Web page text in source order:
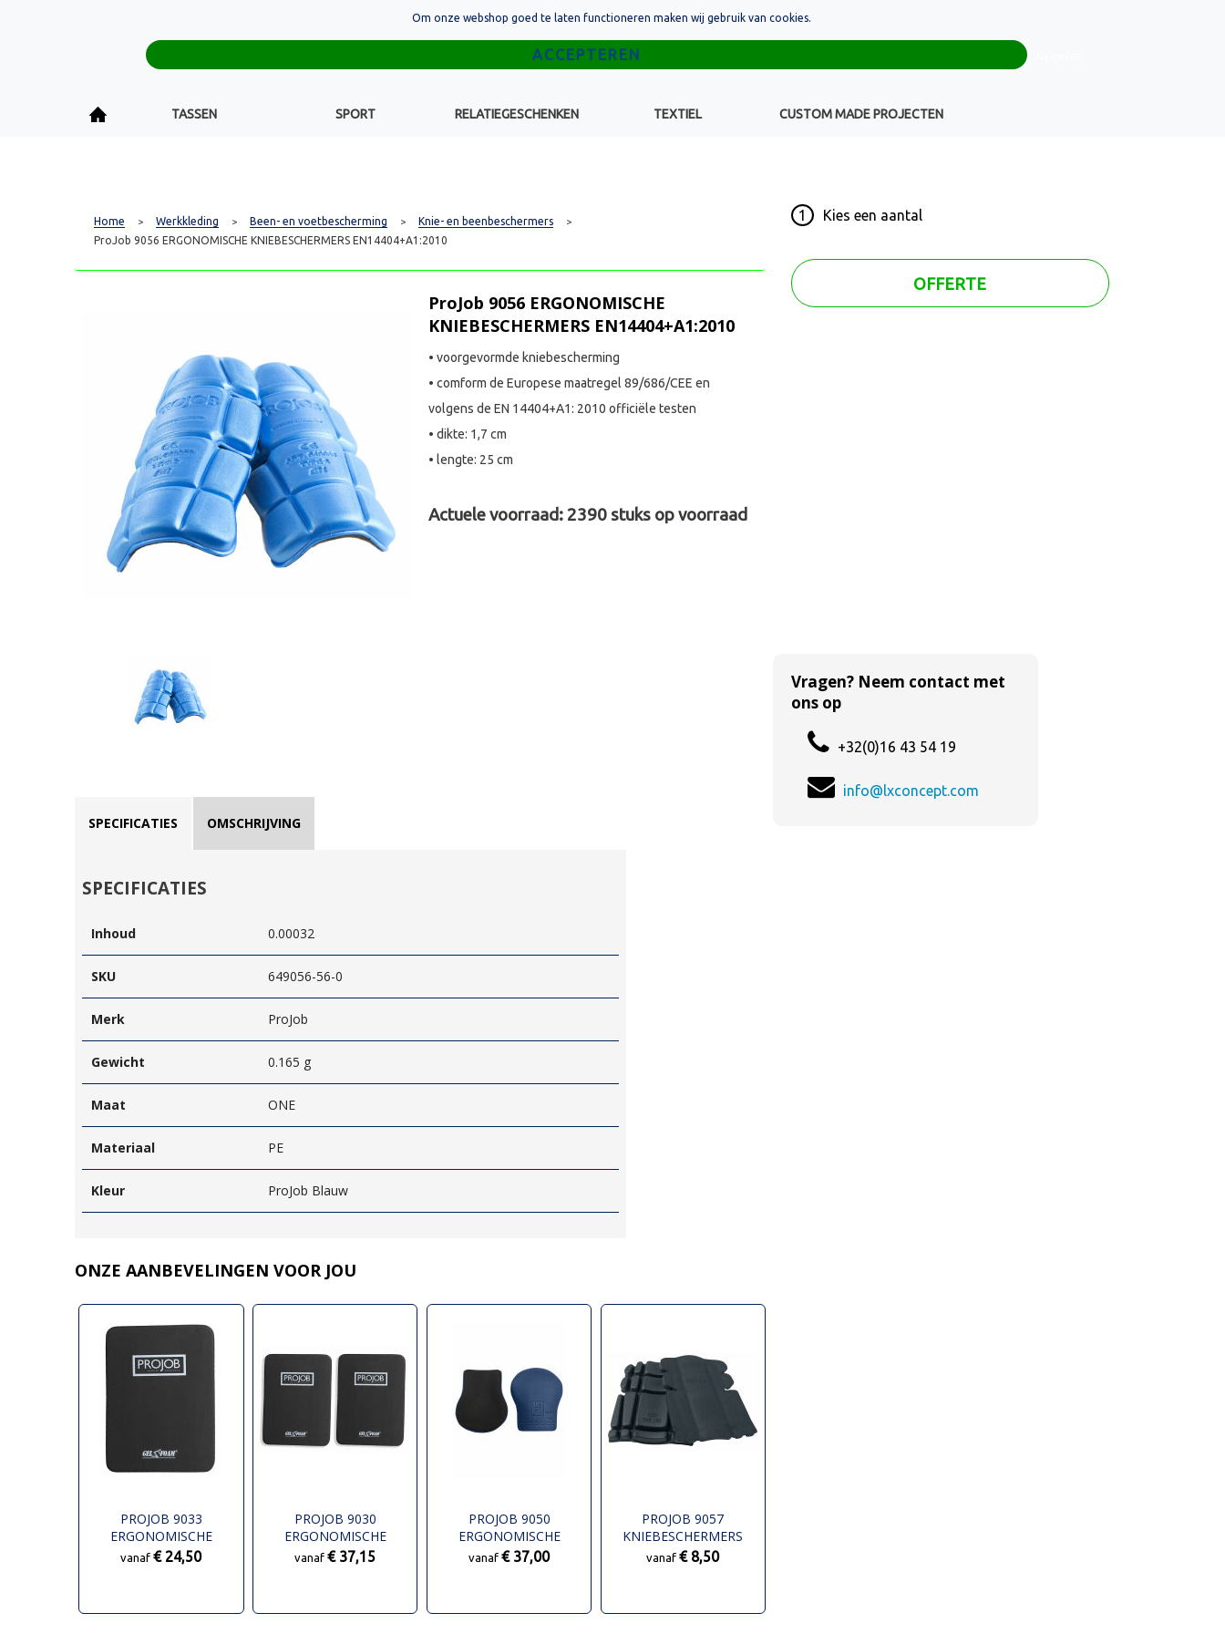
+32(0)16 43 54 19
TASSEN SPORT RELATIEGESCHENKEN TEXTIEL CUSTOM MADE PROJECTEN
Home > Werkkleding > Been- en voetbescherming > Knie- en beenbeschermers >
ProJob 9056 ERGONOMISCHE KNIEBESCHERMERS EN14404+A1:2010
1 Kies een aantal
OFFERTE
ProJob 9056 ERGONOMISCHE
KNIEBESCHERMERS EN14404+A1:2010
• voorgevormde kniebescherming
• comform de Europese maatregel 89/686/CEE en
volgens de EN 14404+A1: 2010 officiële testen
• dikte: 1,7 cm
• lengte: 25 cm
Actuele voorraad:2390stuks op voorraad
SPECIFICATIES OMSCHRIJVING
SPECIFICATIES
Inhoud 0.00032
SKU 649056-56-0
Merk ProJob
Gewicht 0.165 g
Maat ONE
Materiaal PE
Kleur ProJob Blauw
Vragen? Neem contact met
ons op
+32(0)16 43 54 19
info@lxconcept.com
ONZE AANBEVELINGEN VOOR JOU
PROJOB 9033
ERGONOMISCHE
KNIEBESCHERMERS
vanaf€ 24,50
PROJOB 9030
ERGONOMISCHE
KNIEBESCHERMERS
vanaf€ 37,15
PROJOB 9050
ERGONOMISCHE
KNIEBESCHERMERS
vanaf€ 37,00
PROJOB 9057
KNIEBESCHERMERS
vanaf€ 8,50
Om onze webshop goed te laten functioneren maken wij gebruik van cookies.